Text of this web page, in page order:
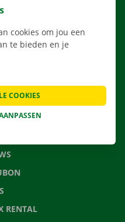
ONS
RENTAL
cookies om jou een
te bieden en je
COOKIES